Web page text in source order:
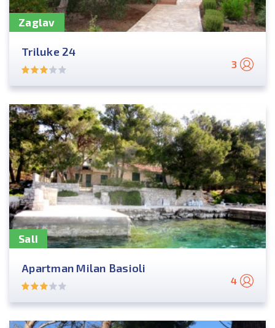
Zaglav
Triluke 24
3
Sali
Apartman Milan Basioli
4